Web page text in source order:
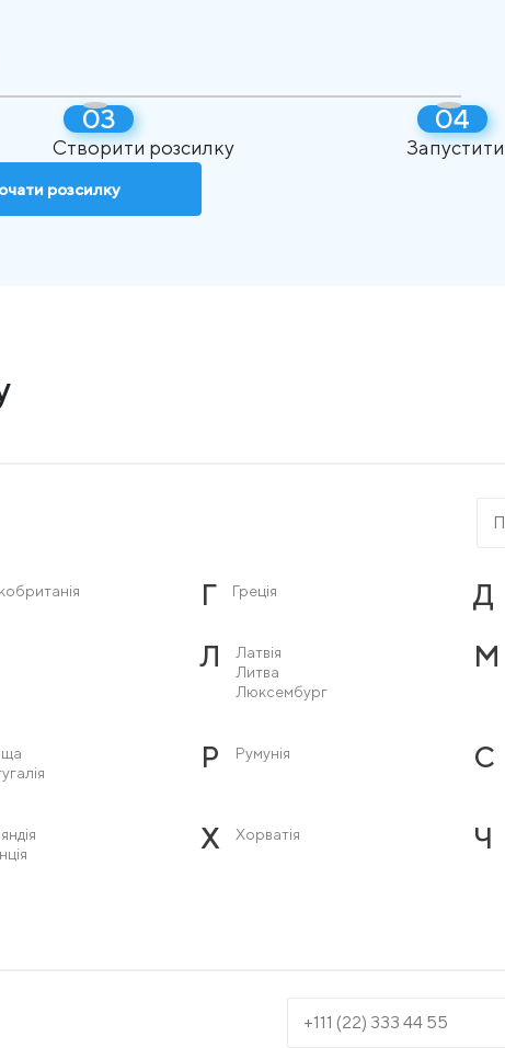
Створити розсилку
розсилку
Г Греція Д
Л
Латвія
Литва
Люксембург
М
Р Румунія С
Х Хорватія Ч